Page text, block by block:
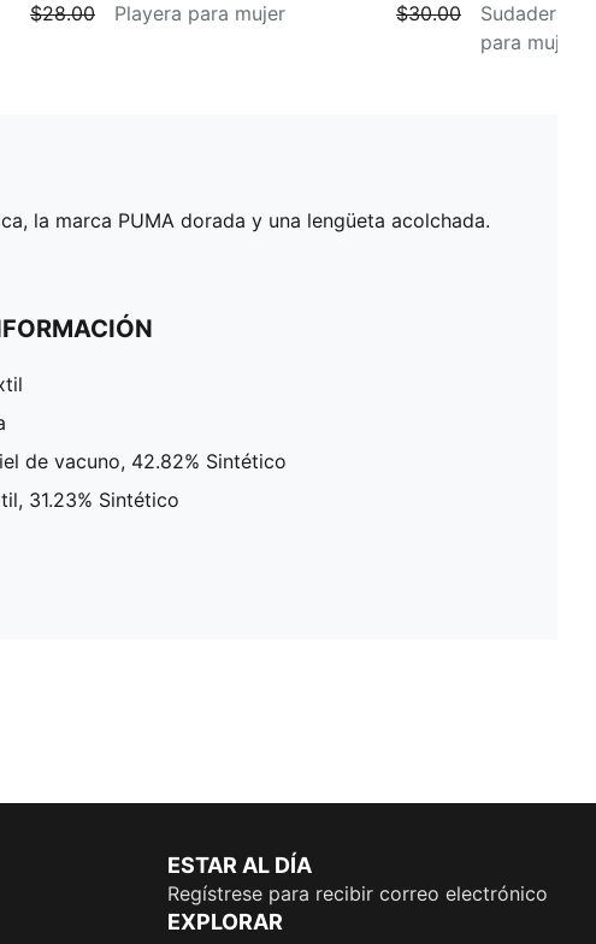
$28.00
Playera para mujer
$30.00
Sudadera
para mujer
la marca PUMA dorada y una lengüeta acolchada.
de vacuno, 42.82% Sintético
31.23% Sintético
ESTAR AL DÍA
Regístrese para recibir correo electrónico
EXPLORAR